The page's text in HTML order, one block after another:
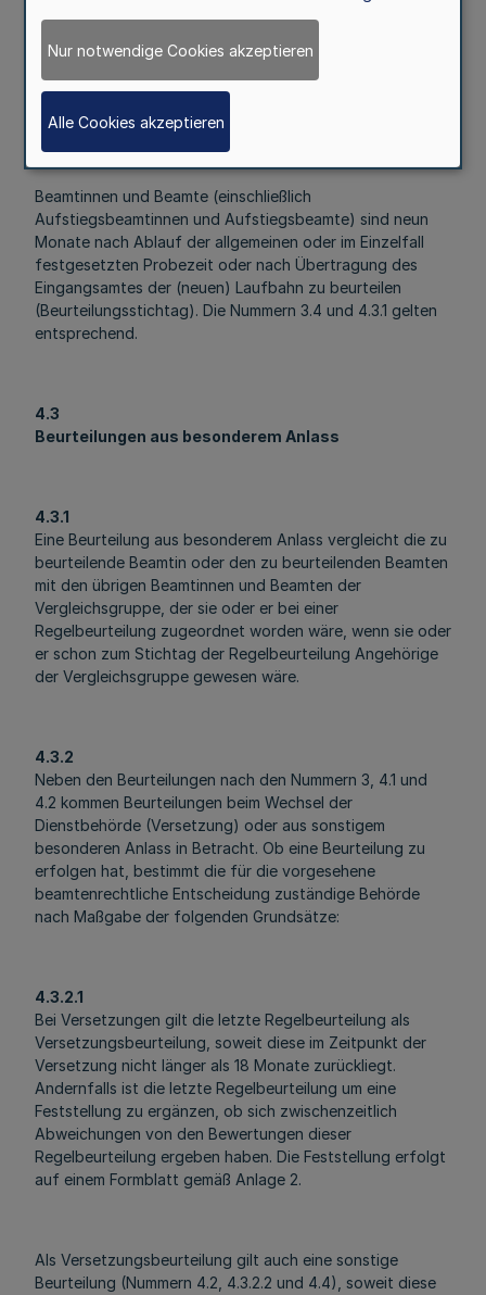
Beurteilungen nach Nummer 3.1 oder Nummer 4.2
Erste Beurteilung nach Ende der Probezeit oder nach
dem Aufstieg
Beamtinnen und Beamte (einschließlich
Aufstiegsbeamtinnen und Aufstiegsbeamte) sind neun
Monate nach Ablauf der allgemeinen oder im Einzelfall
festgesetzten Probezeit oder nach Übertragung des
Eingangsamtes der (neuen) Laufbahn zu beurteilen
(Beurteilungsstichtag). Die Nummern 3.4 und 4.3.1 gelten
entsprechend.
4.3
Beurteilungen aus besonderem Anlass
4.3.1
Eine Beurteilung aus besonderem Anlass vergleicht die zu
beurteilende Beamtin oder den zu beurteilenden Beamten
mit den übrigen Beamtinnen und Beamten der
Vergleichsgruppe, der sie oder er bei einer
Regelbeurteilung zugeordnet worden wäre, wenn sie oder
er schon zum Stichtag der Regelbeurteilung Angehörige
der Vergleichsgruppe gewesen wäre.
4.3.2
Neben den Beurteilungen nach den Nummern 3, 4.1 und
4.2 kommen Beurteilungen beim Wechsel der
Dienstbehörde (Versetzung) oder aus sonstigem
besonderen Anlass in Betracht. Ob eine Beurteilung zu
erfolgen hat, bestimmt die für die vorgesehene
beamtenrechtliche Entscheidung zuständige Behörde
nach Maßgabe der folgenden Grundsätze:
4.3.2.1
Bei Versetzungen gilt die letzte Regelbeurteilung als
Versetzungsbeurteilung, soweit diese im Zeitpunkt der
Versetzung nicht länger als 18 Monate zurückliegt.
Andernfalls ist die letzte Regelbeurteilung um eine
Feststellung zu ergänzen, ob sich zwischenzeitlich
Abweichungen von den Bewertungen dieser
Regelbeurteilung ergeben haben. Die Feststellung erfolgt
auf einem Formblatt gemäß Anlage 2.
Als Versetzungsbeurteilung gilt auch eine sonstige
Beurteilung (Nummern 4.2, 4.3.2.2 und 4.4), soweit diese
Nur notwendige Cookies akzeptieren
Alle Cookies akzeptieren